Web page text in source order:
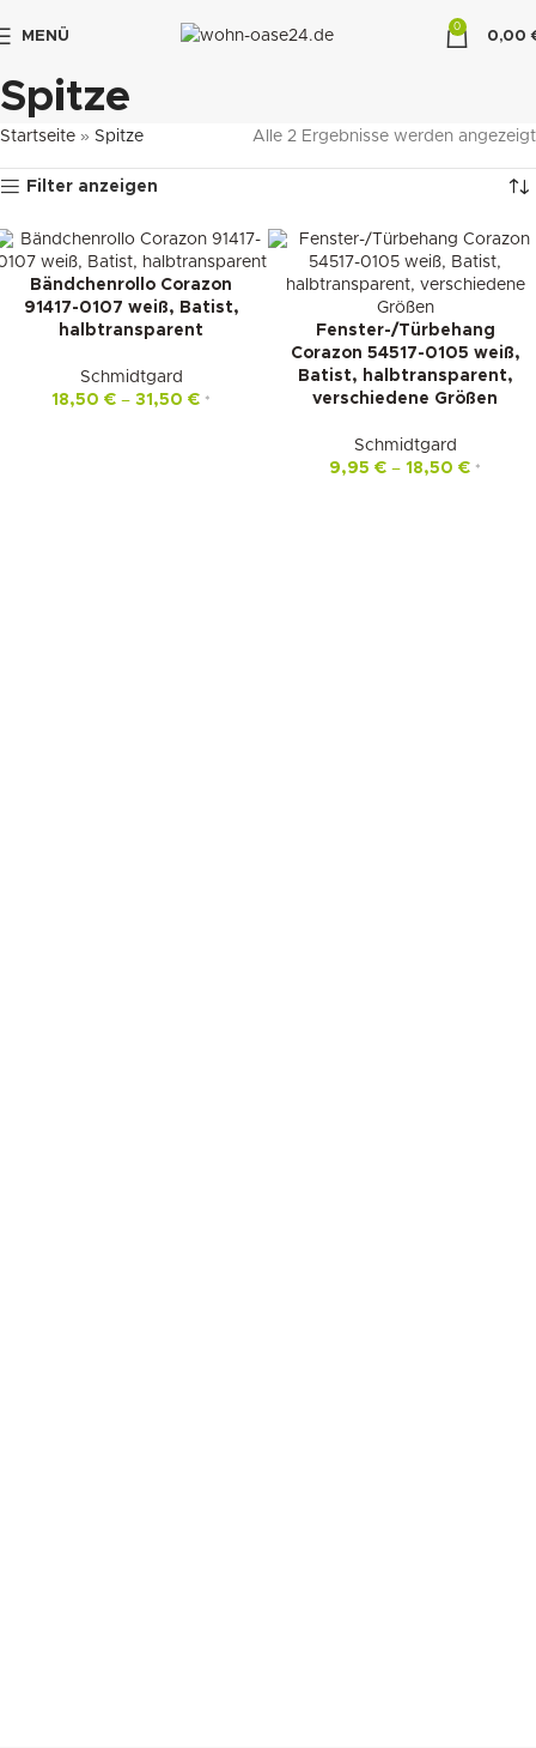
MENÜ
0
0,00
Spitze
Startseite » Spitze Alle 2 Ergebnisse werden angezeigt
Filter anzeigen
Bändchenrollo Corazon
91417-0107 weiß, Batist,
halbtransparent
Schmidtgard
18,50 € – 31,50 € *
Fenster-/Türbehang
Corazon 54517-0105 weiß,
Batist, halbtransparent,
verschiedene Größen
Schmidtgard
9,95 € – 18,50 € *